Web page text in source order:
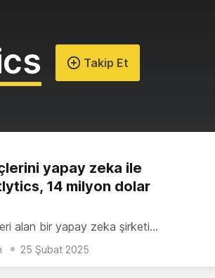
Takip Et
yapay zeka ile
14 milyon dolar
alan bir yapay zeka şirketi…
25 Şubat 2025